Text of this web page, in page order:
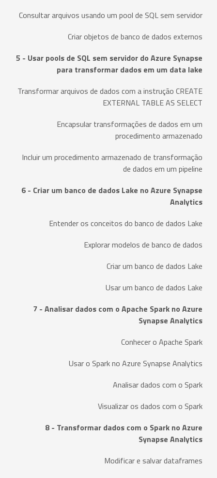
Consultar arquivos usando um pool de SQL sem servidor
Criar objetos de banco de dados externos
5 - Usar pools de SQL sem servidor do Azure Synapse
para transformar dados em um data lake
Transformar arquivos de dados com a instrução CREATE
EXTERNAL TABLE AS SELECT
Encapsular transformações de dados em um
procedimento armazenado
Incluir um procedimento armazenado de transformação
de dados em um pipeline
6 - Criar um banco de dados Lake no Azure Synapse
Analytics
Entender os conceitos do banco de dados Lake
Explorar modelos de banco de dados
Criar um banco de dados Lake
Usar um banco de dados Lake
7 - Analisar dados com o Apache Spark no Azure
Synapse Analytics
Conhecer o Apache Spark
Usar o Spark no Azure Synapse Analytics
Analisar dados com o Spark
Visualizar os dados com o Spark
8 - Transformar dados com o Spark no Azure
Synapse Analytics
Modificar e salvar dataframes